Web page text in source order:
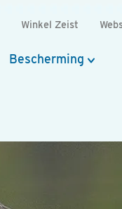
Winkel Zeist
Bescherming